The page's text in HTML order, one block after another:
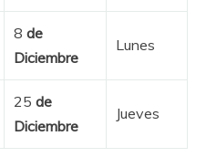
8 de
Diciembre
Lunes
25 de
Diciembre
Jueves